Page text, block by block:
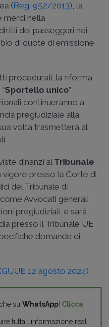
(Reg. 952/2013), la
merci nella
dei passeggeri nei
di quote di emissione
procedurali, la riforma
Sportello unico”
continueranno a
pregiudiziale alla
volta trasmetterà al
dinanzi al Tribunale
vigore presso la Corte di
del Tribunale di
Avvocati generali
pregiudiziali, e sarà
presso il Tribunale UE
domande di
12 agosto 2024)
su WhatsApp! Clicca
tutta l'informazione real